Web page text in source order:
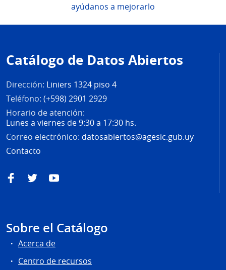
ayúdanos a mejorarlo
de
página
Catálogo de Datos Abiertos
Dirección: Liniers 1324 piso 4
Teléfono: (+598) 2901 2929
Horario de atención:
Lunes a viernes de 9:30 a 17:30 hs.
Correo electrónico: datosabiertos@agesic.gub.uy
Contacto
FacebookTwitterYouTube
Sobre el Catálogo
Acerca de
Centro de recursos